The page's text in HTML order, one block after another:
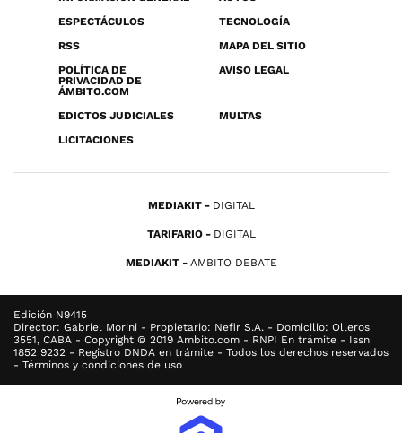
ESPECTÁCULOS
TECNOLOGÍA
RSS
MAPA DEL SITIO
POLÍTICA DE
PRIVACIDAD DE
ÁMBITO.COM
AVISO LEGAL
EDICTOS JUDICIALES
MULTAS
LICITACIONES
MEDIAKIT DIGITAL
TARIFARIO DIGITAL
MEDIAKIT AMBITO DEBATE
Edición N9415
Director: Gabriel Morini - Propietario: Nefir S.A. - Domicilio: Olleros
3551, CABA - Copyright © 2019 Ambito.com - RNPI En trámite - Issn
1852 9232 - Registro DNDA en trámite - Todos los derechos reservados
- Términos y condiciones de uso